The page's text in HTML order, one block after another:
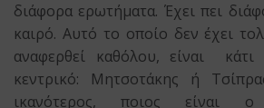
διάφορα ερωτήματα. Έχει πει
καιρό. Αυτό το οποίο δεν έχει
αναφερθεί καθόλου, είναι
κεντρικό: Μητσοτάκης ή
ικανότερος, ποιος είναι ο